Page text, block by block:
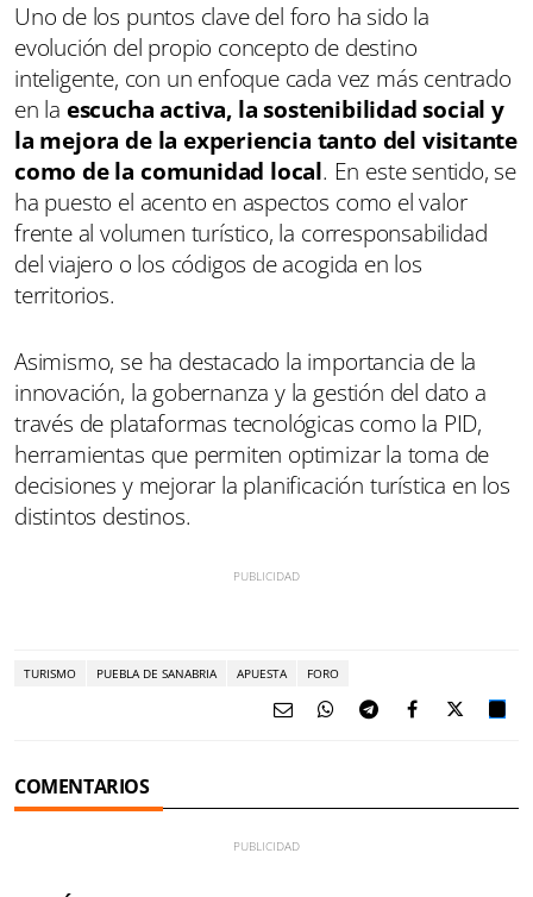
Uno de los puntos clave del foro ha sido la
evolución del propio concepto de destino
inteligente, con un enfoque cada vez más centrado
en la escucha activa, la sostenibilidad social y
la mejora de la experiencia tanto del visitante
como de la comunidad local. En este sentido, se
ha puesto el acento en aspectos como el valor
frente al volumen turístico, la corresponsabilidad
del viajero o los códigos de acogida en los
territorios.
Asimismo, se ha destacado la importancia de la
innovación, la gobernanza y la gestión del dato a
través de plataformas tecnológicas como la PID,
herramientas que permiten optimizar la toma de
decisiones y mejorar la planificación turística en los
distintos destinos.
TURISMO PUEBLA DE SANABRIA APUESTA FORO
COMENTARIOS